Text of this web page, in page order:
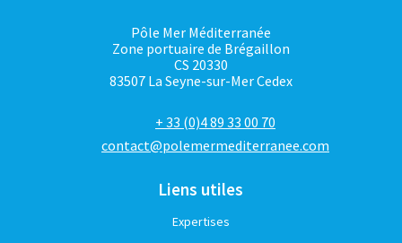
Pôle Mer Méditerranée
Zone portuaire de Brégaillon
CS 20330
83507 La Seyne-sur-Mer Cedex
+ 33 (0)4 89 33 00 70
contact@polemermediterranee.com
Liens utiles
Expertises